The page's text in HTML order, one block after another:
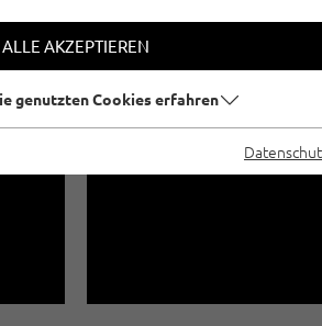
/
ALLE AKZEPTIEREN
genutzten Cookies erfahren